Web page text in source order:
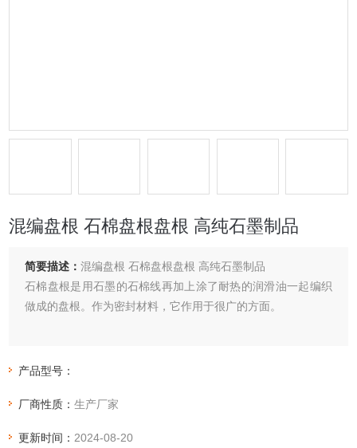
混编盘根 石棉盘根盘根 高纯石墨制品
简要描述：混编盘根 石棉盘根盘根 高纯石墨制品
石棉盘根是用石墨的石棉线再加上涂了耐热的润滑油一起编织
做成的盘根。作为密封材料，它作用于很广的方面。
产品型号：
厂商性质：生产厂家
更新时间： 2024-08-20